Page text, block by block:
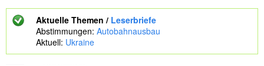
Aktuelle Themen / Leserbriefe
Abstimmungen: Autobahnausbau
Aktuell: Ukraine